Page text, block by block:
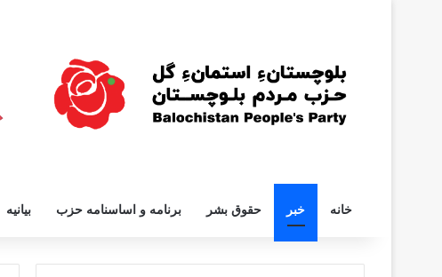
خانه خبر حقوق بشر برنامه و اساسنامه حزب بیانیه